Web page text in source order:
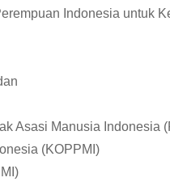
Indonesia untuk
Asasi Manusia Indonesia
(KOPPMI)